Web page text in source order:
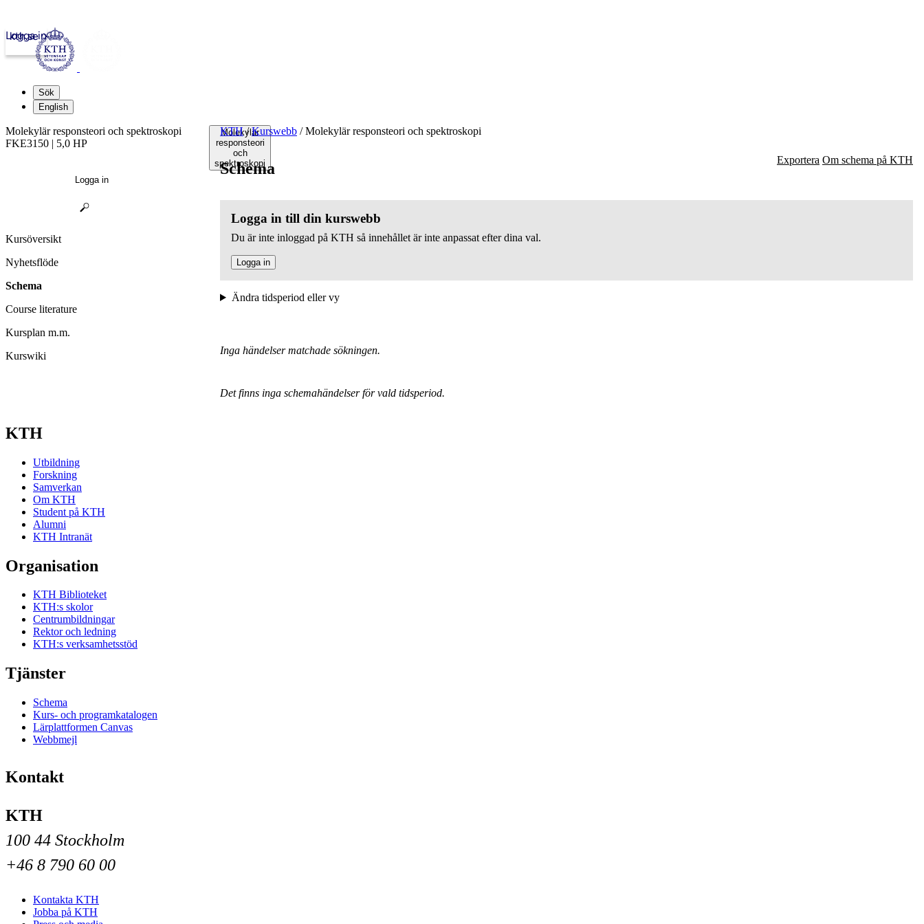
kth.se
Logga in
Sök
English
Molekylär
responsteori
och
spektroskopi
KTH / Kurswebb /Molekylär responsteori och spektroskopi
Schema Exportera Om schema på KTH
Logga in till din kurswebb
Du är inte inloggad på KTH så innehållet är inte anpassat efter dina val.
Logga in
Ändra tidsperiod eller vy
Inga händelser matchade sökningen.
Det finns inga schemahändelser för vald tidsperiod.
Molekylär responsteori och spektroskopi
FKE3150 | 5,0 HP
Logga in
Kursöversikt
Nyhetsflöde
Schema
Course literature
Kursplan m.m.
Kurswiki
KTH
Utbildning
Forskning
Samverkan
Om KTH
Student på KTH
Alumni
KTH Intranät
Organisation
KTH Biblioteket
KTH:s skolor
Centrumbildningar
Rektor och ledning
KTH:s verksamhetsstöd
Tjänster
Schema
Kurs- och programkatalogen
Lärplattformen Canvas
Webbmejl
Kontakt
KTH
100 44 Stockholm
+46 8 790 60 00
Kontakta KTH
Jobba på KTH